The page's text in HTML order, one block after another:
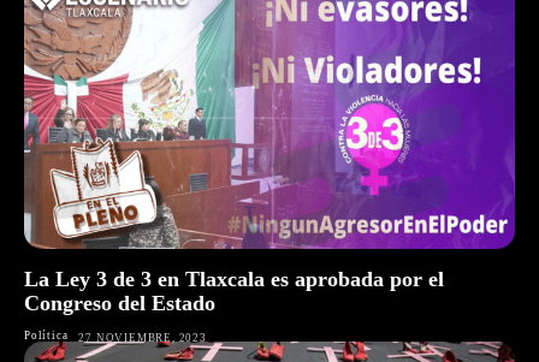
La Ley 3 de 3 en Tlaxcala es aprobada por el
Congreso del Estado
Política 27 NOVIEMBRE, 2023